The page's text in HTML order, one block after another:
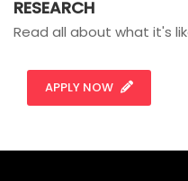
RESEARCH
Read all about what it's
APPLY NOW